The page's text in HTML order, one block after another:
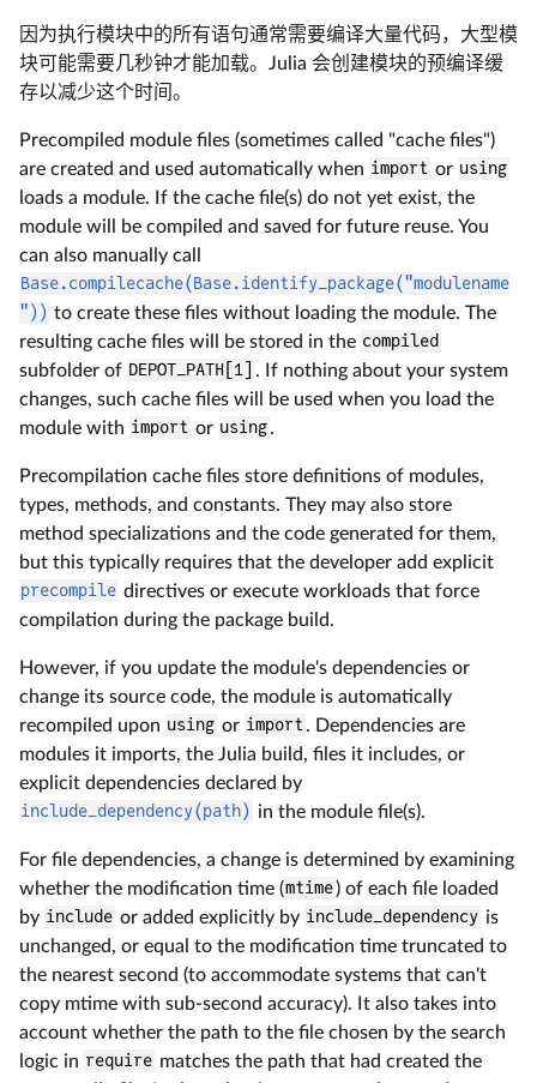
因为执行模块中的所有语句通常需要编译大量代码，大型模
块可能需要几秒钟才能加载。Julia 会创建模块的预编译缓
存以减少这个时间。
Precompiled module files (sometimes called "cache files")
are created and used automatically when import or using
loads a module. If the cache file(s) do not yet exist, the
module will be compiled and saved for future reuse. You
can also manually call
Base.compilecache(Base.identify_package("modulename
")) to create these files without loading the module. The
resulting cache files will be stored in the compiled
subfolder of DEPOT_PATH[1]
. If nothing about your system
changes, such cache files will be used when you load the
module with import or using.
Precompilation cache files store definitions of modules,
types, methods, and constants. They may also store
method specializations and the code generated for them,
but this typically requires that the developer add explicit
precompile directives or execute workloads that force
compilation during the package build.
However, if you update the module's dependencies or
change its source code, the module is automatically
recompiled upon using or import. Dependencies are
modules it imports, the Julia build, files it includes, or
explicit dependencies declared by
include_dependency(path) in the module file(s).
For file dependencies, a change is determined by examining
whether the modification time (mtime) of each file loaded
by include or added explicitly by include_dependency is
unchanged, or equal to the modification time truncated to
the nearest second (to accommodate systems that can't
copy mtime with sub-second accuracy). It also takes into
account whether the path to the file chosen by the search
logic in require matches the path that had created the